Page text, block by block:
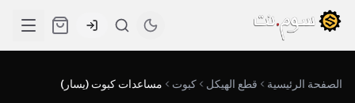
الصفحة الرئيسية قطع الهيكل كبوت مساعدات كبوت (يسار)